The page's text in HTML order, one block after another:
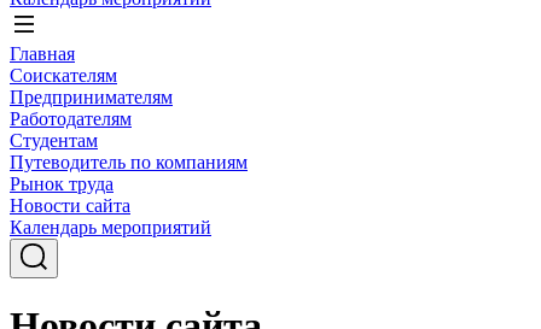
Главная
Соискателям
Предпринимателям
Работодателям
Студентам
Путеводитель по компаниям
Рынок труда
Новости сайта
Календарь мероприятий